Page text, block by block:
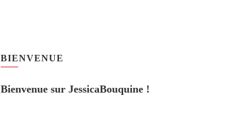
BIENVENUE
Bienvenue sur JessicaBouquine !